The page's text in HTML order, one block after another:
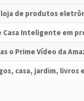
loja de produtos
Casa Inteligente em
o Prime Vídeo da
casa, jardim, livros